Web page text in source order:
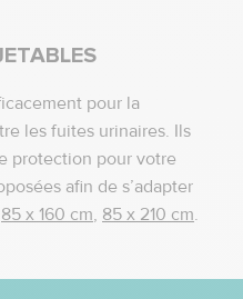
pour la
les fuites urinaires. Ils
protection pour votre
afin de s’adapter
85 x 160 cm, 85 x 210 cm.